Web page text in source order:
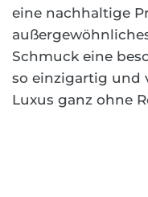
eine nachhaltige
Schmuck eine
so einzigartig und
Luxus ganz ohne